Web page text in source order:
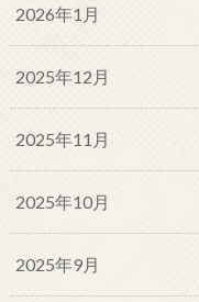
2026年1月
2025年12月
2025年11月
2025年10月
2025年9月